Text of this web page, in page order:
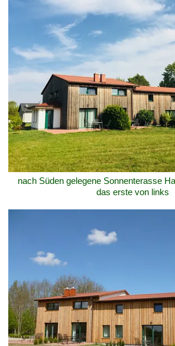
nach Süden gelegene Sonnenterasse
das erste von links